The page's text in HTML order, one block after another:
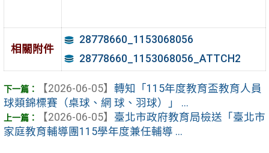
相關附件
28778660_1153068056
28778660_1153068056_ATTCH2
【2026-06-05】 轉知「115年度教育盃教育人員
球類錦標賽（桌球、網 球、羽球）」 ...
【2026-06-05】 臺北市政府教育局檢送「臺北市
家庭教育輔導團115學年度兼任輔導 ...